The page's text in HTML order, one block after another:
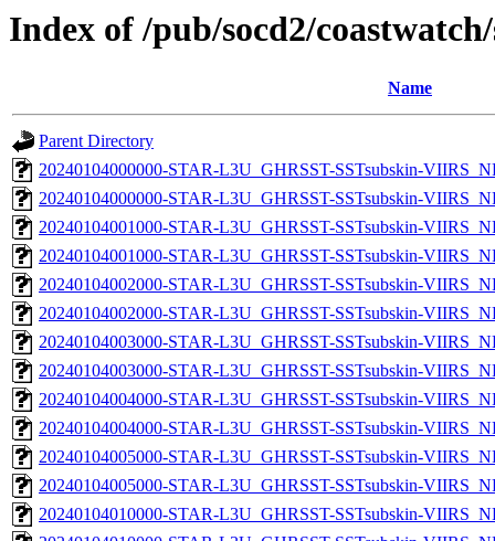
Index of /pub/socd2/
Name
Parent Directory
20240104000000-STAR-L3U_GHRSST-SSTsubskin-
20240104000000-STAR-L3U_GHRSST-SSTsubskin-
20240104001000-STAR-L3U_GHRSST-SSTsubskin-
20240104001000-STAR-L3U_GHRSST-SSTsubskin-
20240104002000-STAR-L3U_GHRSST-SSTsubskin-
20240104002000-STAR-L3U_GHRSST-SSTsubskin-
20240104003000-STAR-L3U_GHRSST-SSTsubskin-
20240104003000-STAR-L3U_GHRSST-SSTsubskin-
20240104004000-STAR-L3U_GHRSST-SSTsubskin-
20240104004000-STAR-L3U_GHRSST-SSTsubskin-
20240104005000-STAR-L3U_GHRSST-SSTsubskin-
20240104005000-STAR-L3U_GHRSST-SSTsubskin-
20240104010000-STAR-L3U_GHRSST-SSTsubskin-